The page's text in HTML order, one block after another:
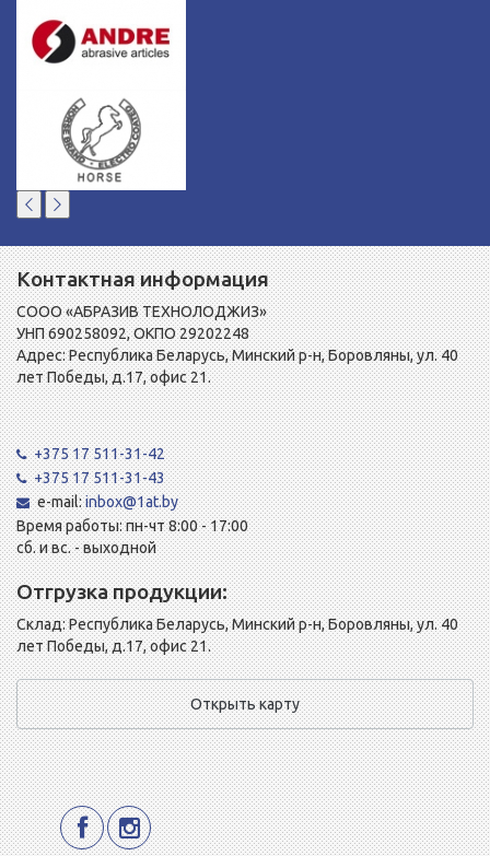
Контактная информация
СООО «АБРАЗИВ ТЕХНОЛОДЖИЗ»
УНП 690258092, ОКПО 29202248
Адрес: Республика Беларусь, Минский р-н, Боровляны, ул. 40
лет Победы, д.17, офис 21.
+375 17 511-31-42
+375 17 511-31-43
e-mail:inbox@1at.by
Время работы: пн-чт 8:00 - 17:00
сб. и вс. - выходной
Отгрузка продукции:
Склад: Республика Беларусь, Минский р-н, Боровляны, ул. 40
лет Победы, д.17, офис 21.
Открыть карту